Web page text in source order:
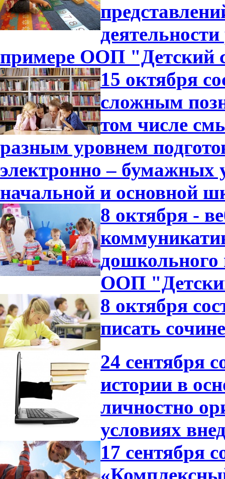
примере ООП "Детский
15 октября
сложным
том числе
разным уровнем
электронно – бумажных
начальной и основной
8 октября -
дошкольного
ООП
8 октября
писать
24 сентября
истории в
личностно
условиях
17 сентября